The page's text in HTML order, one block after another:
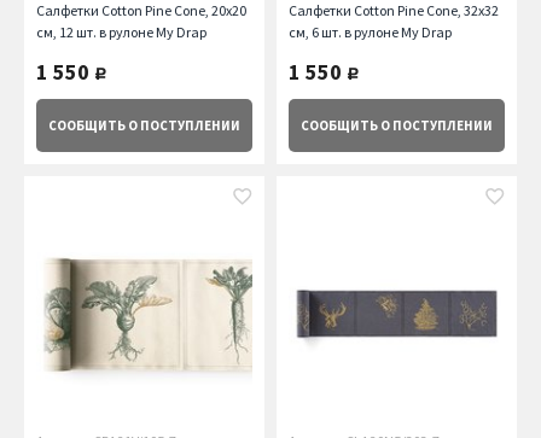
Салфетки Cotton Pine Cone, 20х20
см, 12 шт. в рулоне My Drap
1 550 руб.
СООБЩИТЬ О ПОСТУПЛЕНИИ
Салфетки Cotton Pine Cone, 32х32
см, 6 шт. в рулоне My Drap
1 550 руб.
СООБЩИТЬ О ПОСТУПЛЕНИИ